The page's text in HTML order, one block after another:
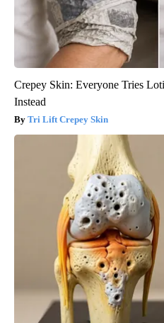
Crepey Skin: Everyone Tries
Instead
Tri Lift Crepey Skin